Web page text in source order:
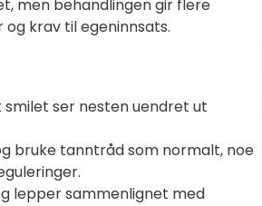
men behandlingen gir flere
krav til egeninnsats.
smilet ser nesten uendret ut
bruke tanntråd som normalt, noe
lepper sammenlignet med